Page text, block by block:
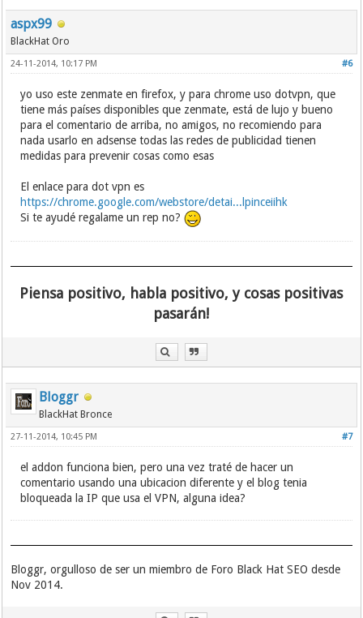
aspx99
BlackHat Oro
#6
24-11-2014, 10:17 PM
yo uso este zenmate en firefox, y para chrome uso dotvpn, que
tiene más países disponibles que zenmate, está de lujo y bueno
para el comentario de arriba, no amigos, no recomiendo para
nada usarlo en adsense todas las redes de publicidad tienen
medidas para prevenir cosas como esas
El enlace para dot vpn es
https://chrome.google.com/webstore/detai...lpinceiihk
Si te ayudé regalame un rep no?
Piensa positivo, habla positivo, y cosas positivas
pasarán!
Bloggr
BlackHat Bronce
#7
27-11-2014, 10:45 PM
el addon funciona bien, pero una vez traté de hacer un
comentario usando una ubicacion diferente y el blog tenia
bloqueada la IP que usa el VPN, alguna idea?
Bloggr, orgulloso de ser un miembro de Foro Black Hat SEO desde
Nov 2014.